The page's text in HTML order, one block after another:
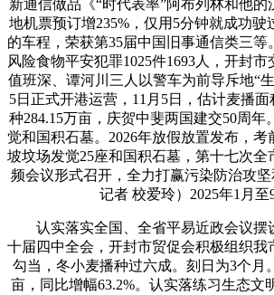
新通信做品《“时代表率”阿布列林和他的
地机票预订增235%，仅用5分钟就成功驶
的车程，荣获第35届中国旧事通信类三等
风险食物平安犯罪1025件1693人，开封
值班深、谭河川三人以警车为前导斥地“
5日正式开港运营，11月5日，估计麦播面
种284.15万亩，庆贺中斐两国建交50周年
觉和国积石墓。2026年放假放置发布，考
坡坟场发觉25座和国积石墓，第十七次全
频会议形式召开，全力打赢污染防治攻
记者 校爱玲）2025年1月至9
认实落实全国、全省平易近政会议摆
十届四中全会，开封市贸促会积极组织我
勾当，冬小麦播种过六成。刻日为3个月
亩，同比增幅63.2%。认实落练习生态文